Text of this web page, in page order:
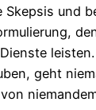
Skepsis und
leisten.
geht